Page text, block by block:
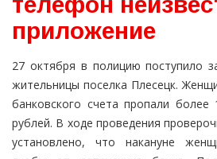
приложение
27 октября в полицию поступило
жительницы поселка Плесецк.
банковского счета пропали
рублей. В ходе проведения
установлено, что накануне